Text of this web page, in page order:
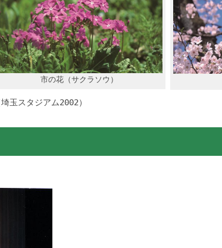
市の花（サクラソウ）
玉スタジアム2002）